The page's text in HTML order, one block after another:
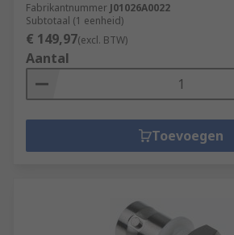
Fabrikantnummer J01026A0022
Subtotaal (1 eenheid)
€ 149,97(excl. BTW)
Aantal
Toevoegen